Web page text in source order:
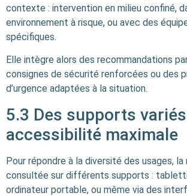
contexte : intervention en milieu confiné,
environnement à risque, ou avec des
spécifiques.
Elle intègre alors des recommandations
consignes de sécurité renforcées ou des
d’urgence adaptées à la situation.
5.3 Des supports
accessibilité maximale
Pour répondre à la diversité des usages,
consultée sur différents supports :
ordinateur portable, ou même via des